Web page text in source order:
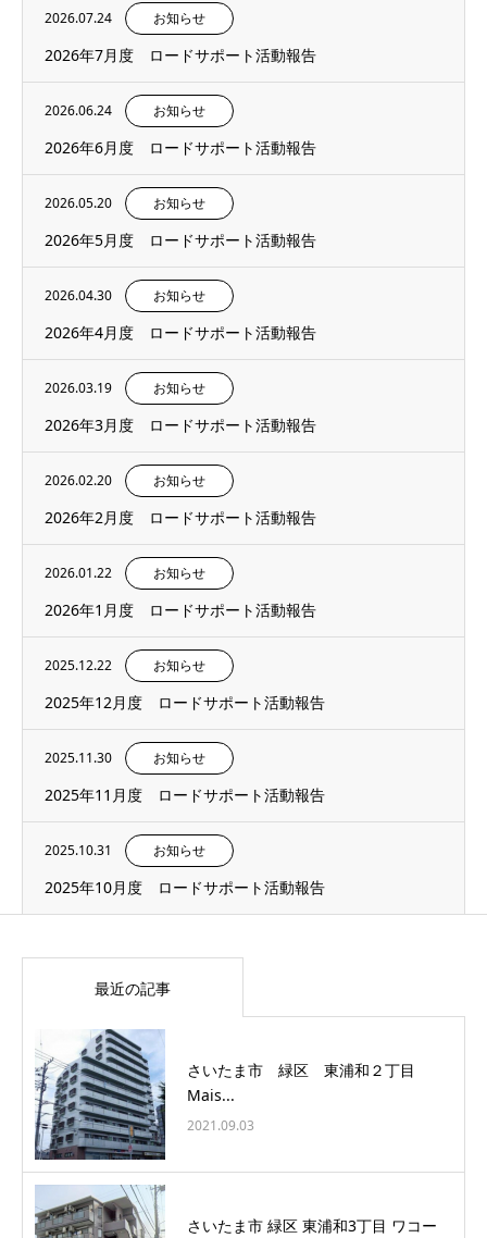
2026.07.24 お知らせ
2026年7月度 ロードサポート活動報告
2026.06.24 お知らせ
2026年6月度 ロードサポート活動報告
2026.05.20 お知らせ
2026年5月度 ロードサポート活動報告
2026.04.30 お知らせ
2026年4月度 ロードサポート活動報告
2026.03.19 お知らせ
2026年3月度 ロードサポート活動報告
2026.02.20 お知らせ
2026年2月度 ロードサポート活動報告
2026.01.22 お知らせ
2026年1月度 ロードサポート活動報告
2025.12.22 お知らせ
2025年12月度 ロードサポート活動報告
2025.11.30 お知らせ
2025年11月度 ロードサポート活動報告
2025.10.31 お知らせ
2025年10月度 ロードサポート活動報告
最近の記事
さいたま市 緑区 東浦和２丁目
Mais...
2021.09.03
さいたま市 緑区 東浦和3丁目 ワコー